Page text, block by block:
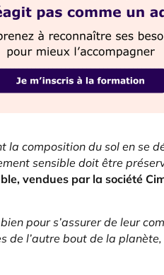
la composition du sol en se
sensible doit être
vendues par la société
pour s’assurer de leur
de l’autre bout de la